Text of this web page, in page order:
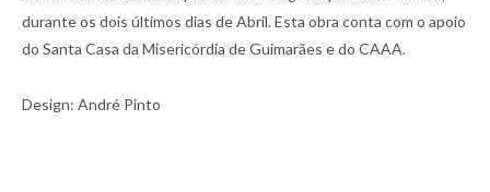
durante os dois últimos dias de Abril. Esta obra conta com o apoio
do Santa Casa da Misericórdia de Guimarães e do CAAA.
Design: André Pinto